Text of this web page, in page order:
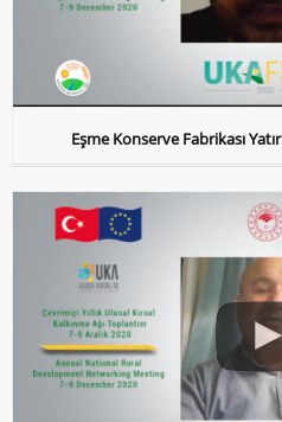
Eşme Konserve Fabrikası